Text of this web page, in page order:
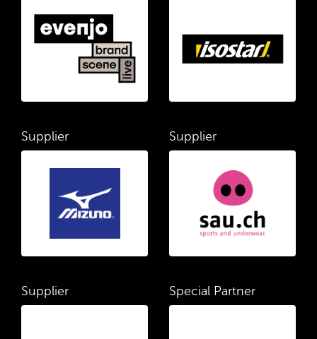
Supplier Supplier
Supplier Special Partner